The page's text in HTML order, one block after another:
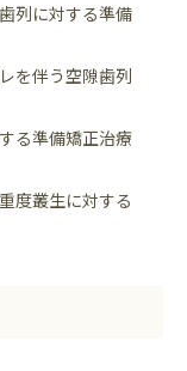
列に対する準備
を伴う空隙歯列
る準備矯正治療
度叢生に対する